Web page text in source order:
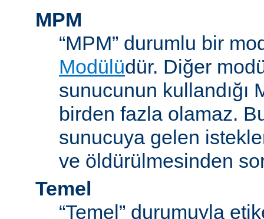
MPM
“MPM” durumlu bir
Modülüdür. Diğer
sunucunun kullandığı
birden fazla olamaz.
sunucuya gelen
ve öldürülmesinden
Temel
“Temel” durumuyla